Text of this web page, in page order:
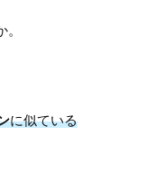
に似ている